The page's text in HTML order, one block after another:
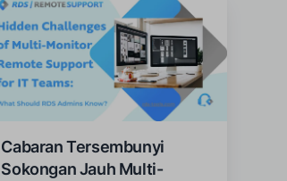
Cabaran Tersembunyi
Sokongan Jauh Multi-